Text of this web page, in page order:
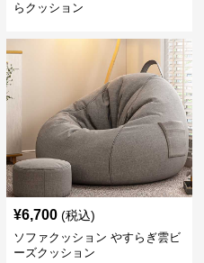
らクッション
¥6,700 (税込)
ソファクッション やすらぎ雲ビ
ーズクッション